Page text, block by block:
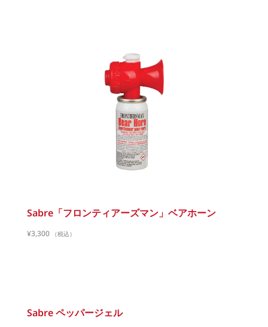
Sabre「フロンティアーズマン」ベアホーン
¥3,300 （税込）
Sabre ペッパージェル